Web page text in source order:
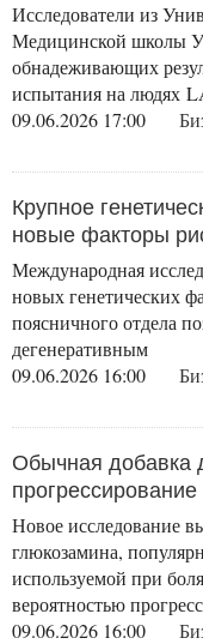
Исследователи из
Медицинской школы
обнадеживающих
испытания на людях
09.06.2026 17:00
Крупное
новые факторы
Международная
новых генетических
поясничного отдела
дегенеративным
09.06.2026 16:00
Обычная добавка
Новое исследование
глюкозамина,
используемой при
вероятностью
09.06.2026 16:00